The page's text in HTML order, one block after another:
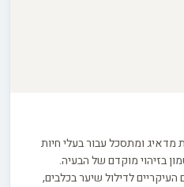
מדאיג ומתסכל עבור בעלי חיות
בזיהוי מוקדם של הבעיה.
לדילול שיער בכלבים,